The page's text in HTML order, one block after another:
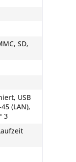
SD,
USB
(LAN),
3